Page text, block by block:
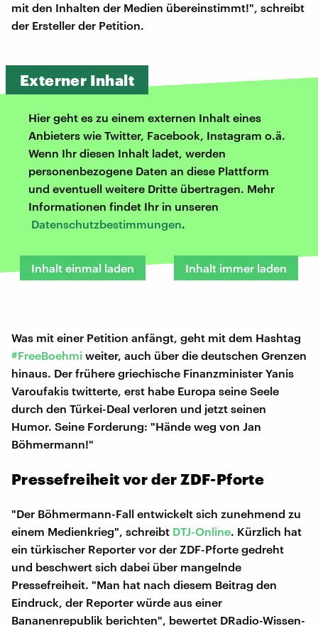
mit den Inhalten der Medien übereinstimmt!", schreibt
der Ersteller der Petition.
Externer Inhalt
Hier geht es zu einem externen Inhalt eines
Anbieters wie Twitter, Facebook, Instagram o.ä.
Wenn Ihr diesen Inhalt ladet, werden
personenbezogene Daten an diese Plattform
und eventuell weitere Dritte übertragen. Mehr
Informationen findet Ihr in unseren
Datenschutzbestimmungen.
Inhalt einmal laden Inhalt immer laden
Was mit einer Petition anfängt, geht mit dem Hashtag
#FreeBoehmi weiter, auch über die deutschen Grenzen
hinaus. Der frühere griechische Finanzminister Yanis
Varoufakis twitterte, erst habe Europa seine Seele
durch den Türkei-Deal verloren und jetzt seinen
Humor. Seine Forderung: "Hände weg von Jan
Böhmermann!"
Pressefreiheit vor der ZDF-Pforte
"Der Böhmermann-Fall entwickelt sich zunehmend zu
einem Medienkrieg", schreibt DTJ-Online. Kürzlich hat
ein türkischer Reporter vor der ZDF-Pforte gedreht
und beschwert sich dabei über mangelnde
Pressefreiheit. "Man hat nach diesem Beitrag den
Eindruck, der Reporter würde aus einer
Bananenrepublik berichten", bewertet DRadio-Wissen-